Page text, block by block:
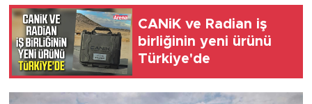
CANiK ve Radian iş
birliğinin yeni ürünü
Türkiye'de